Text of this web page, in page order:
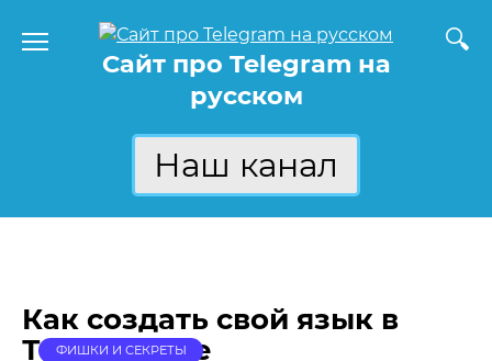
содержаниюСайт про Telegram на
русском
Наш канал
Как создать свой язык в
Телеграмме
ФИШКИ И СЕКРЕТЫ